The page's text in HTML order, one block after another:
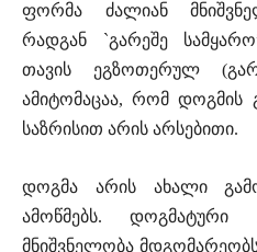
ფორმა ძალიან
რადგან `გარეშე
თავის ეგზოთერულ
ამიტომაცაა, რომ დოგმის
საზრისით არის არსებითი.
დოგმა არის ახალი
ამოწმებს. დოგმატური
მნიშვნელობა